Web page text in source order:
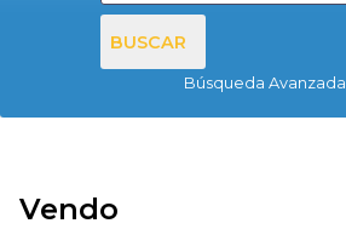
BUSCAR
Búsqueda Avanzada
Vendo